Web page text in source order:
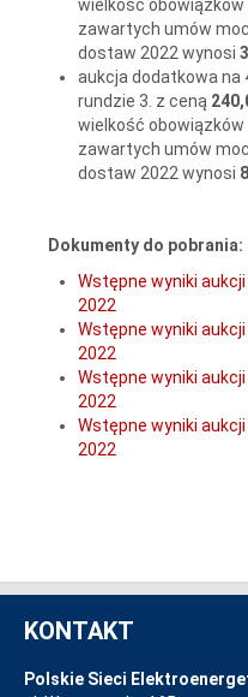
wielkość
zawartych umów
dostaw 2022 wynosi
aukcja dodatkowa na
rundzie 3. z ceną
wielkość
zawartych umów
dostaw 2022 wynosi
Dokumenty do pobrania:
Wstępne wyniki
2022
Wstępne wyniki
2022
Wstępne wyniki
2022
Wstępne wyniki
2022
KONTAKT
Polskie Sieci